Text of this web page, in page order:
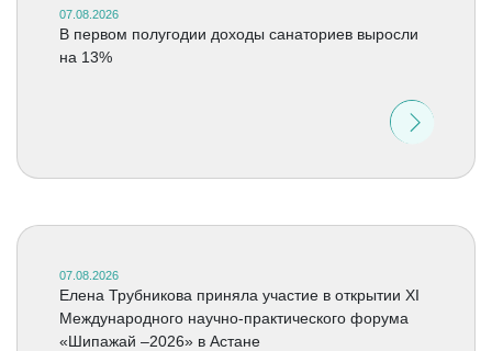
07.08.2026
В первом полугодии доходы санаториев выросли
на 13%
07.08.2026
Елена Трубникова приняла участие в открытии XI
Международного научно-практического форума
«Шипажай –2026» в Астане